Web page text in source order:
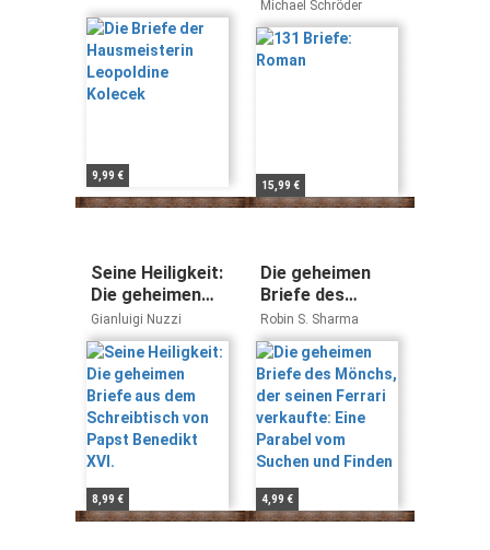
Kolecek
9,99 €
Michael Schröder
15,99 €
Seine Heiligkeit:
Die geheimen
Briefe aus dem
Schreibtisch von
Papst Benedikt
XVI.
Gianluigi Nuzzi
8,99 €
Die geheimen
Briefe des
Mönchs, der
seinen Ferrari
verkaufte: Eine
Parabel vom
Suchen und
Finden
Robin S. Sharma
4,99 €